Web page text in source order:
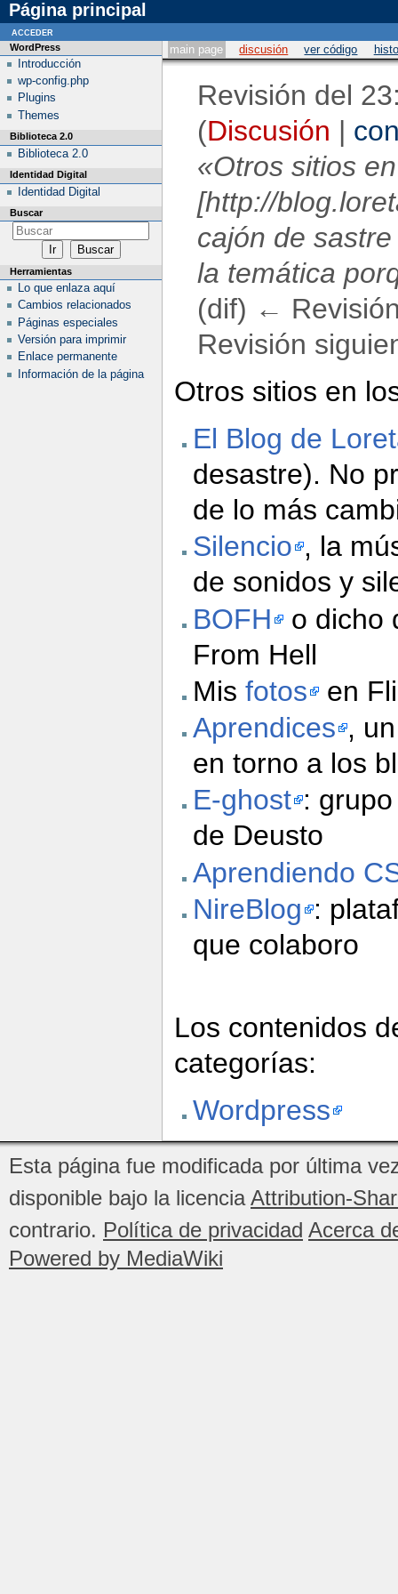
Página principal
main page discusión ver código
Revisión del
(Discusión |
«Otros sitios
[http://
cajón de
la temática
(dif) ←
Revisión
Otros sitios en
El Blog de
desastre). No
de lo más
Silencio , la
de sonidos y
BOFH o dicho
From Hell
Mis fotos en
Aprendices ,
en torno a los
E-ghost :
de Deusto
Aprendiendo
NireBlog :
que colaboro
Los contenidos
categorías:
Wordpress
WordPress
Introducción
wp-config.php
Plugins
Themes
Biblioteca 2.0
Biblioteca 2.0
Identidad Digital
Identidad Digital
Buscar
Herramientas
Lo que enlaza aquí
Cambios relacionados
Páginas especiales
Versión para imprimir
Enlace permanente
Información de la página
acceder
Esta página fue modificada por última
disponible bajo la licenciaAttribution-
contrario. Política de privacidad Acerca
Powered by MediaWiki